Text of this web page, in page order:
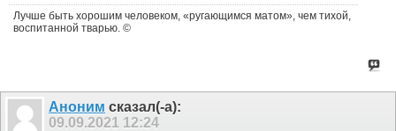
Лучше быть хорошим человеком, «ругающимся матом», чем тихой,
воспитанной тварью. ©
Аноним сказал(-а):
09.09.2021 12:24